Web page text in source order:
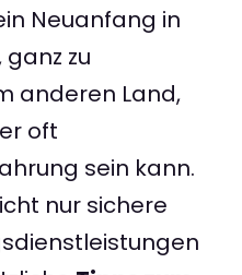
Neuanfang in
zu
anderen Land,
oft
sein kann.
nur sichere